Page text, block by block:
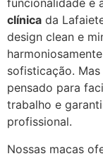
funcionalidade e
clínica da
design clean e
sofisticação.
pensado para
trabalho e
profissional.
Nossas macas